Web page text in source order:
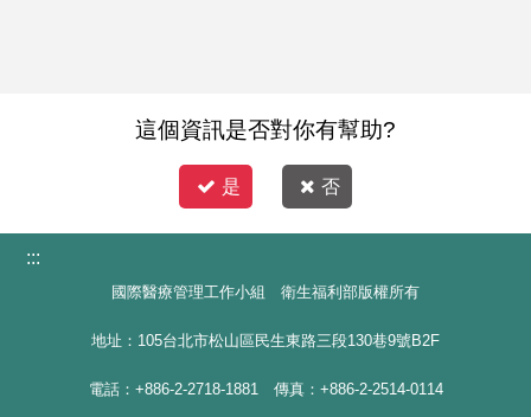
這個資訊是否對你有幫助?
是 否
:::
國際醫療管理工作小組 衛生福利部版權所有
地址：105台北市松山區民生東路三段130巷9號B2F
電話：+886-2-2718-1881 傳真：+886-2-2514-0114